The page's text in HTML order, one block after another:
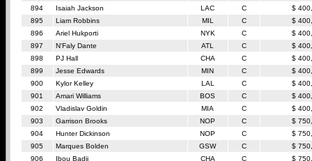
894
Isaiah Jackson LAC C
$
895
Liam Robbins MIL C
$
896
Ariel Hukporti NYK C
$
897
N'Faly Dante ATL C
$
898
PJ Hall CHA C
$
899
Jesse Edwards MIN C
$
900
Kylor Kelley LAL C
$
901
Amari Williams BOS C
$
902
Vladislav Goldin MIA C
$
903
Garrison Brooks NOP C
$
904
Hunter Dickinson NOP C
$
905
Marques Bolden GSW C
$
906
Ibou Badji CHA C
$